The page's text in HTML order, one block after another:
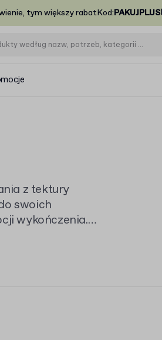
tym większy rabatKod:PAKUJPLUS
z tektury
swoich
wykończenia.